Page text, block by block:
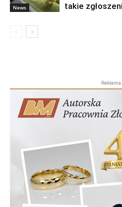
News
takie
Reklama